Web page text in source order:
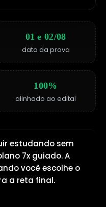
01 e 02/08
data da prova
100%
alinhado ao edital
estudando sem
7x guiado. A
você escolhe o
a reta final.